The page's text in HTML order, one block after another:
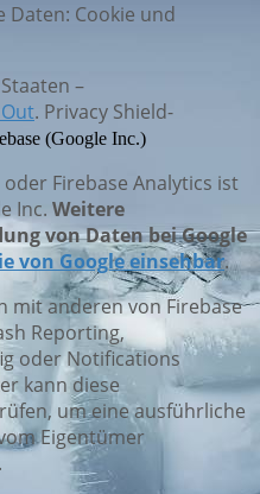
Daten: Cookie und
–
. Privacy Shield-
(Google Inc.)
Firebase Analytics ist
Inc. Weitere
von Daten bei Google
von Google einsehbar.
mit anderen von Firebase
Reporting,
oder Notifications
kann diese
um eine ausführliche
Eigentümer